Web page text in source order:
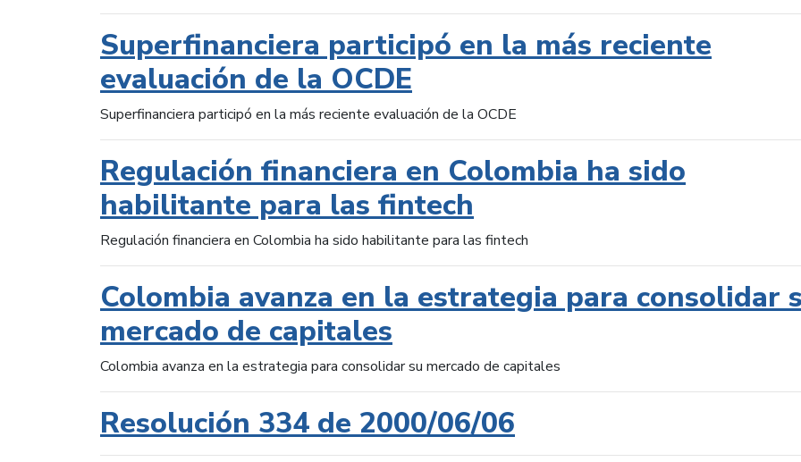
Superfinanciera participó en la más reciente
evaluación de la OCDE
Superfinanciera participó en la más reciente evaluación de la OCDE
Regulación financiera en Colombia ha sido
habilitante para las fintech
Regulación financiera en Colombia ha sido habilitante para las fintech
Colombia avanza en la estrategia para consolidar
mercado de capitales
Colombia avanza en la estrategia para consolidar su mercado de capitales
Resolución 334 de 2000/06/06